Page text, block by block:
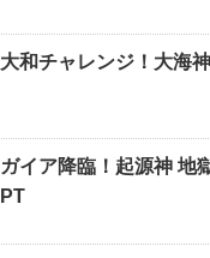
大和チャレンジ！大海
ガイア降臨！起源神 地
PT